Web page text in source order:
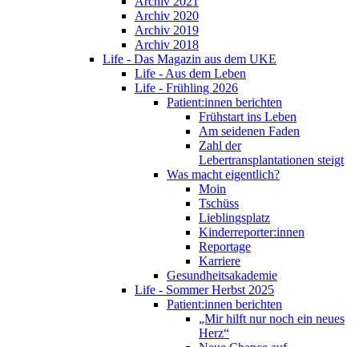
Archiv 2020
Archiv 2019
Archiv 2018
Life - Das Magazin aus dem UKE
Life - Aus dem Leben
Life - Frühling 2026
Patient:innen berichten
Frühstart ins Leben
Am seidenen Faden
Zahl der
Lebertransplantationen steigt
Was macht eigentlich?
Moin
Tschüss
Lieblingsplatz
Kinderreporter:innen
Reportage
Karriere
Gesundheitsakademie
Life - Sommer Herbst 2025
Patient:innen berichten
„Mir hilft nur noch ein neues
Herz“